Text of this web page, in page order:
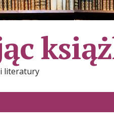
i literatury